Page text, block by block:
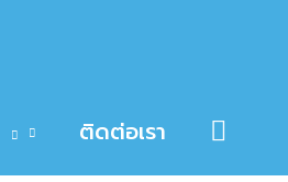
ติดต่อเรา